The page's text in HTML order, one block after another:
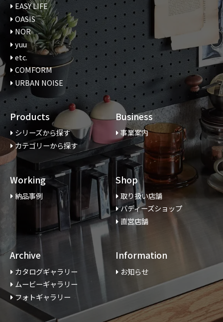
EASY LIFE
OASIS
NOR
yuu
etc.
COMFORM
URBAN NOISE
Products
シリーズから探す
カテゴリーから探す
Business
事業案内
Working
納品事例
Shop
取り扱い店舗
バディーズショップ
直営店舗
Archive
カタログギャラリー
ムービーギャラリー
フォトギャラリー
Information
お知らせ